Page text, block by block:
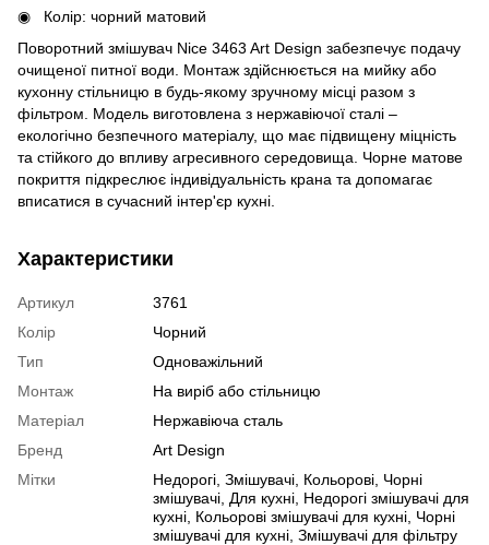
Колір: чорний матовий
Поворотний змішувач Nice 3463 Art Design забезпечує подачу
очищеної питної води. Монтаж здійснюється на мийку або
кухонну стільницю в будь-якому зручному місці разом з
фільтром. Модель виготовлена з нержавіючої сталі –
екологічно безпечного матеріалу, що має підвищену міцність
та стійкого до впливу агресивного середовища. Чорне матове
покриття підкреслює індивідуальність крана та допомагає
вписатися в сучасний інтер'єр кухні.
Характеристики
Артикул
3761
Колір
Чорний
Тип
Одноважільний
Монтаж
На виріб або стільницю
Матеріал
Нержавіюча сталь
Бренд
Art Design
Мітки
Недорогі Змішувачі Кольорові Чорні
змішувачі Для кухні Недорогі змішувачі для
кухні Кольорові змішувачі для кухні Чорні
змішувачі для кухні Змішувачі для фільтру